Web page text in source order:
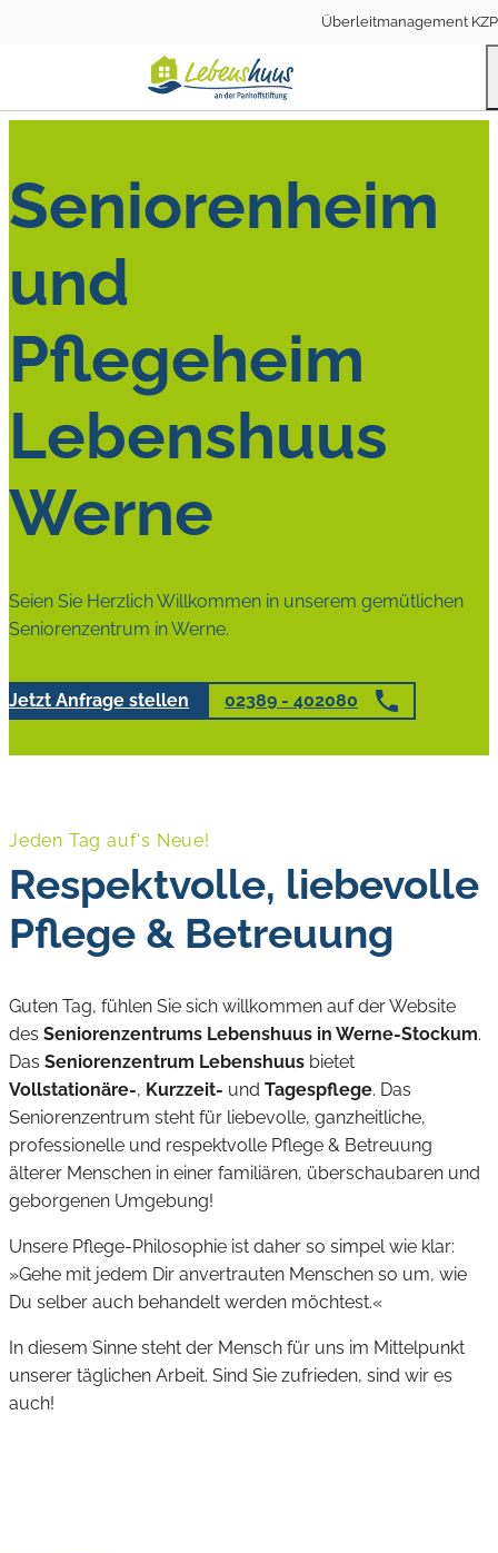
Überleitmanagement KZP
Seniorenheim
und
Pflegeheim
Lebenshuus
Werne
Seien Sie Herzlich Willkommen in unserem gemütlichen
Seniorenzentrum in Werne.
Jetzt Anfrage stellen 02389 - 402080
Jeden Tag auf‘s Neue!
Respektvolle, liebevolle
Pflege & Betreuung
Guten Tag, fühlen Sie sich willkommen auf der Website
des Seniorenzentrums Lebenshuus in Werne-Stockum.
Das Seniorenzentrum Lebenshuus bietet
Vollstationäre-, Kurzzeit- und Tagespflege. Das
Seniorenzentrum steht für liebevolle, ganzheitliche,
professionelle und respektvolle Pflege & Betreuung
älterer Menschen in einer familiären, überschaubaren und
geborgenen Umgebung!
Unsere Pflege-Philosophie ist daher so simpel wie klar:
»Gehe mit jedem Dir anvertrauten Menschen so um, wie
Du selber auch behandelt werden möchtest.«
In diesem Sinne steht der Mensch für uns im Mittelpunkt
unserer täglichen Arbeit. Sind Sie zufrieden, sind wir es
auch!